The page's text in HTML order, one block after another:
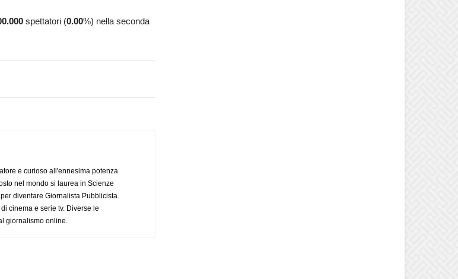
spettatori (0.00%) nella seconda
e curioso all'ennesima potenza.
nel mondo si laurea in Scienze
diventare Giornalista Pubblicista.
cinema e serie tv. Diverse le
giornalismo online.